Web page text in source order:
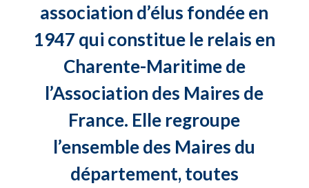
association d’élus fondée en
1947 qui constitue le relais en
Charente-Maritime de
l’Association des Maires de
France. Elle regroupe
l’ensemble des Maires du
département, toutes